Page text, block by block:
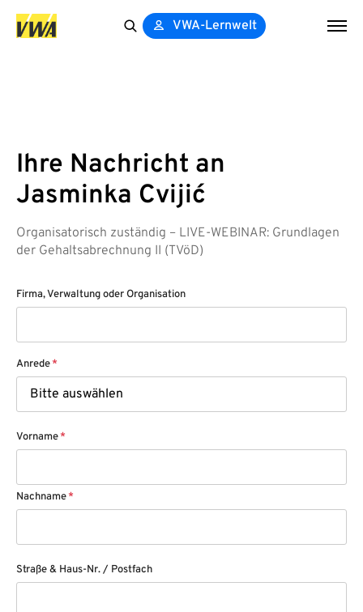
VWA-Lernwelt
Ihre Nachricht an
Jasminka Cvijić
Organisatorisch zuständig – LIVE-WEBINAR: Grundlagen
der Gehaltsabrechnung II (TVöD)
Firma, Verwaltung oder Organisation
Anrede*
Vorname*
Nachname*
Straße & Haus-Nr. / Postfach